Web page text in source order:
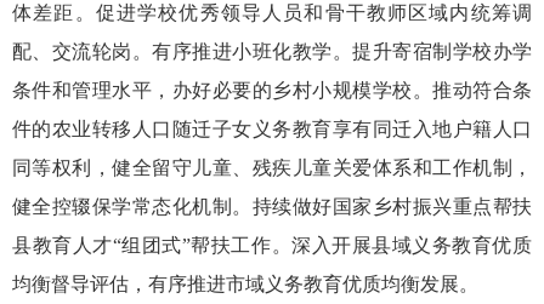
体差距。促进学校优秀领导人员和骨干教师区域内统筹调
配、交流轮岗。有序推进小班化教学。提升寄宿制学校办学
条件和管理水平，办好必要的乡村小规模学校。推动符合条
件的农业转移人口随迁子女义务教育享有同迁入地户籍人口
同等权利，健全留守儿童、残疾儿童关爱体系和工作机制，
健全控辍保学常态化机制。持续做好国家乡村振兴重点帮扶
县教育人才“组团式”帮扶工作。深入开展县域义务教育优质
均衡督导评估，有序推进市域义务教育优质均衡发展。